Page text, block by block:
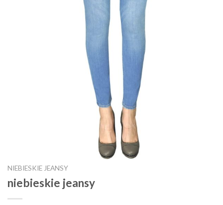
NIEBIESKIE JEANSY
niebieskie jeansy